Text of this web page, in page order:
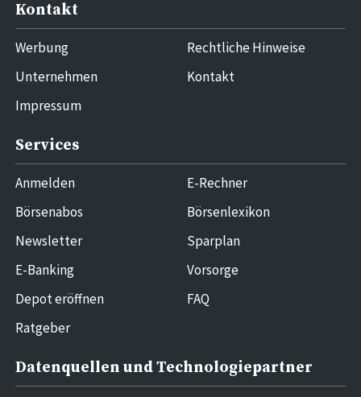
Kontakt
Werbung
Unternehmen
Impressum
Rechtliche Hinweise
Kontakt
Services
Anmelden
Börsenabos
Newsletter
E-Banking
Depot eröffnen
Ratgeber
E-Rechner
Börsenlexikon
Sparplan
Vorsorge
FAQ
Datenquellen und Technologiepartner